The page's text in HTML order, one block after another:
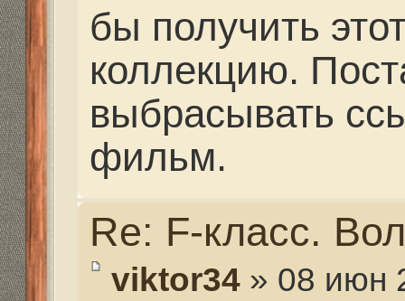
08 июн 2016, 19:32
Всегда рад помочь;)
Re: F-класс.